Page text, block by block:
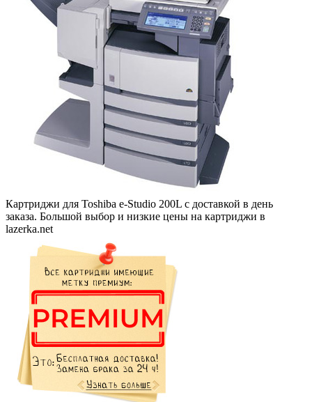
Картриджи для Toshiba e-Studio 200L с доставкой в день
заказа. Большой выбор и низкие цены на картриджи в
lazerka.net